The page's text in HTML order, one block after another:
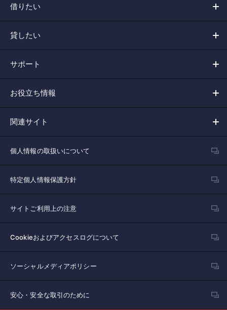
借りたい
貸したい
サポート
お役立ち情報
関連サイト
個人情報の取扱いについて
特定個人情報保護方針
サイトご利用上の注意
Cookieおよびアクセスログについて
ソーシャルメディアポリシー
安心・安全な取引のために